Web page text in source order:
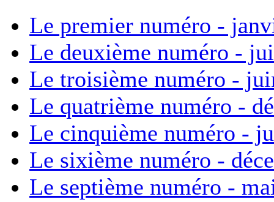
Le premier numéro -
Le deuxième numéro -
Le troisième numéro -
Le quatrième numéro -
Le cinquième numéro -
Le sixième numéro -
Le septième numéro -